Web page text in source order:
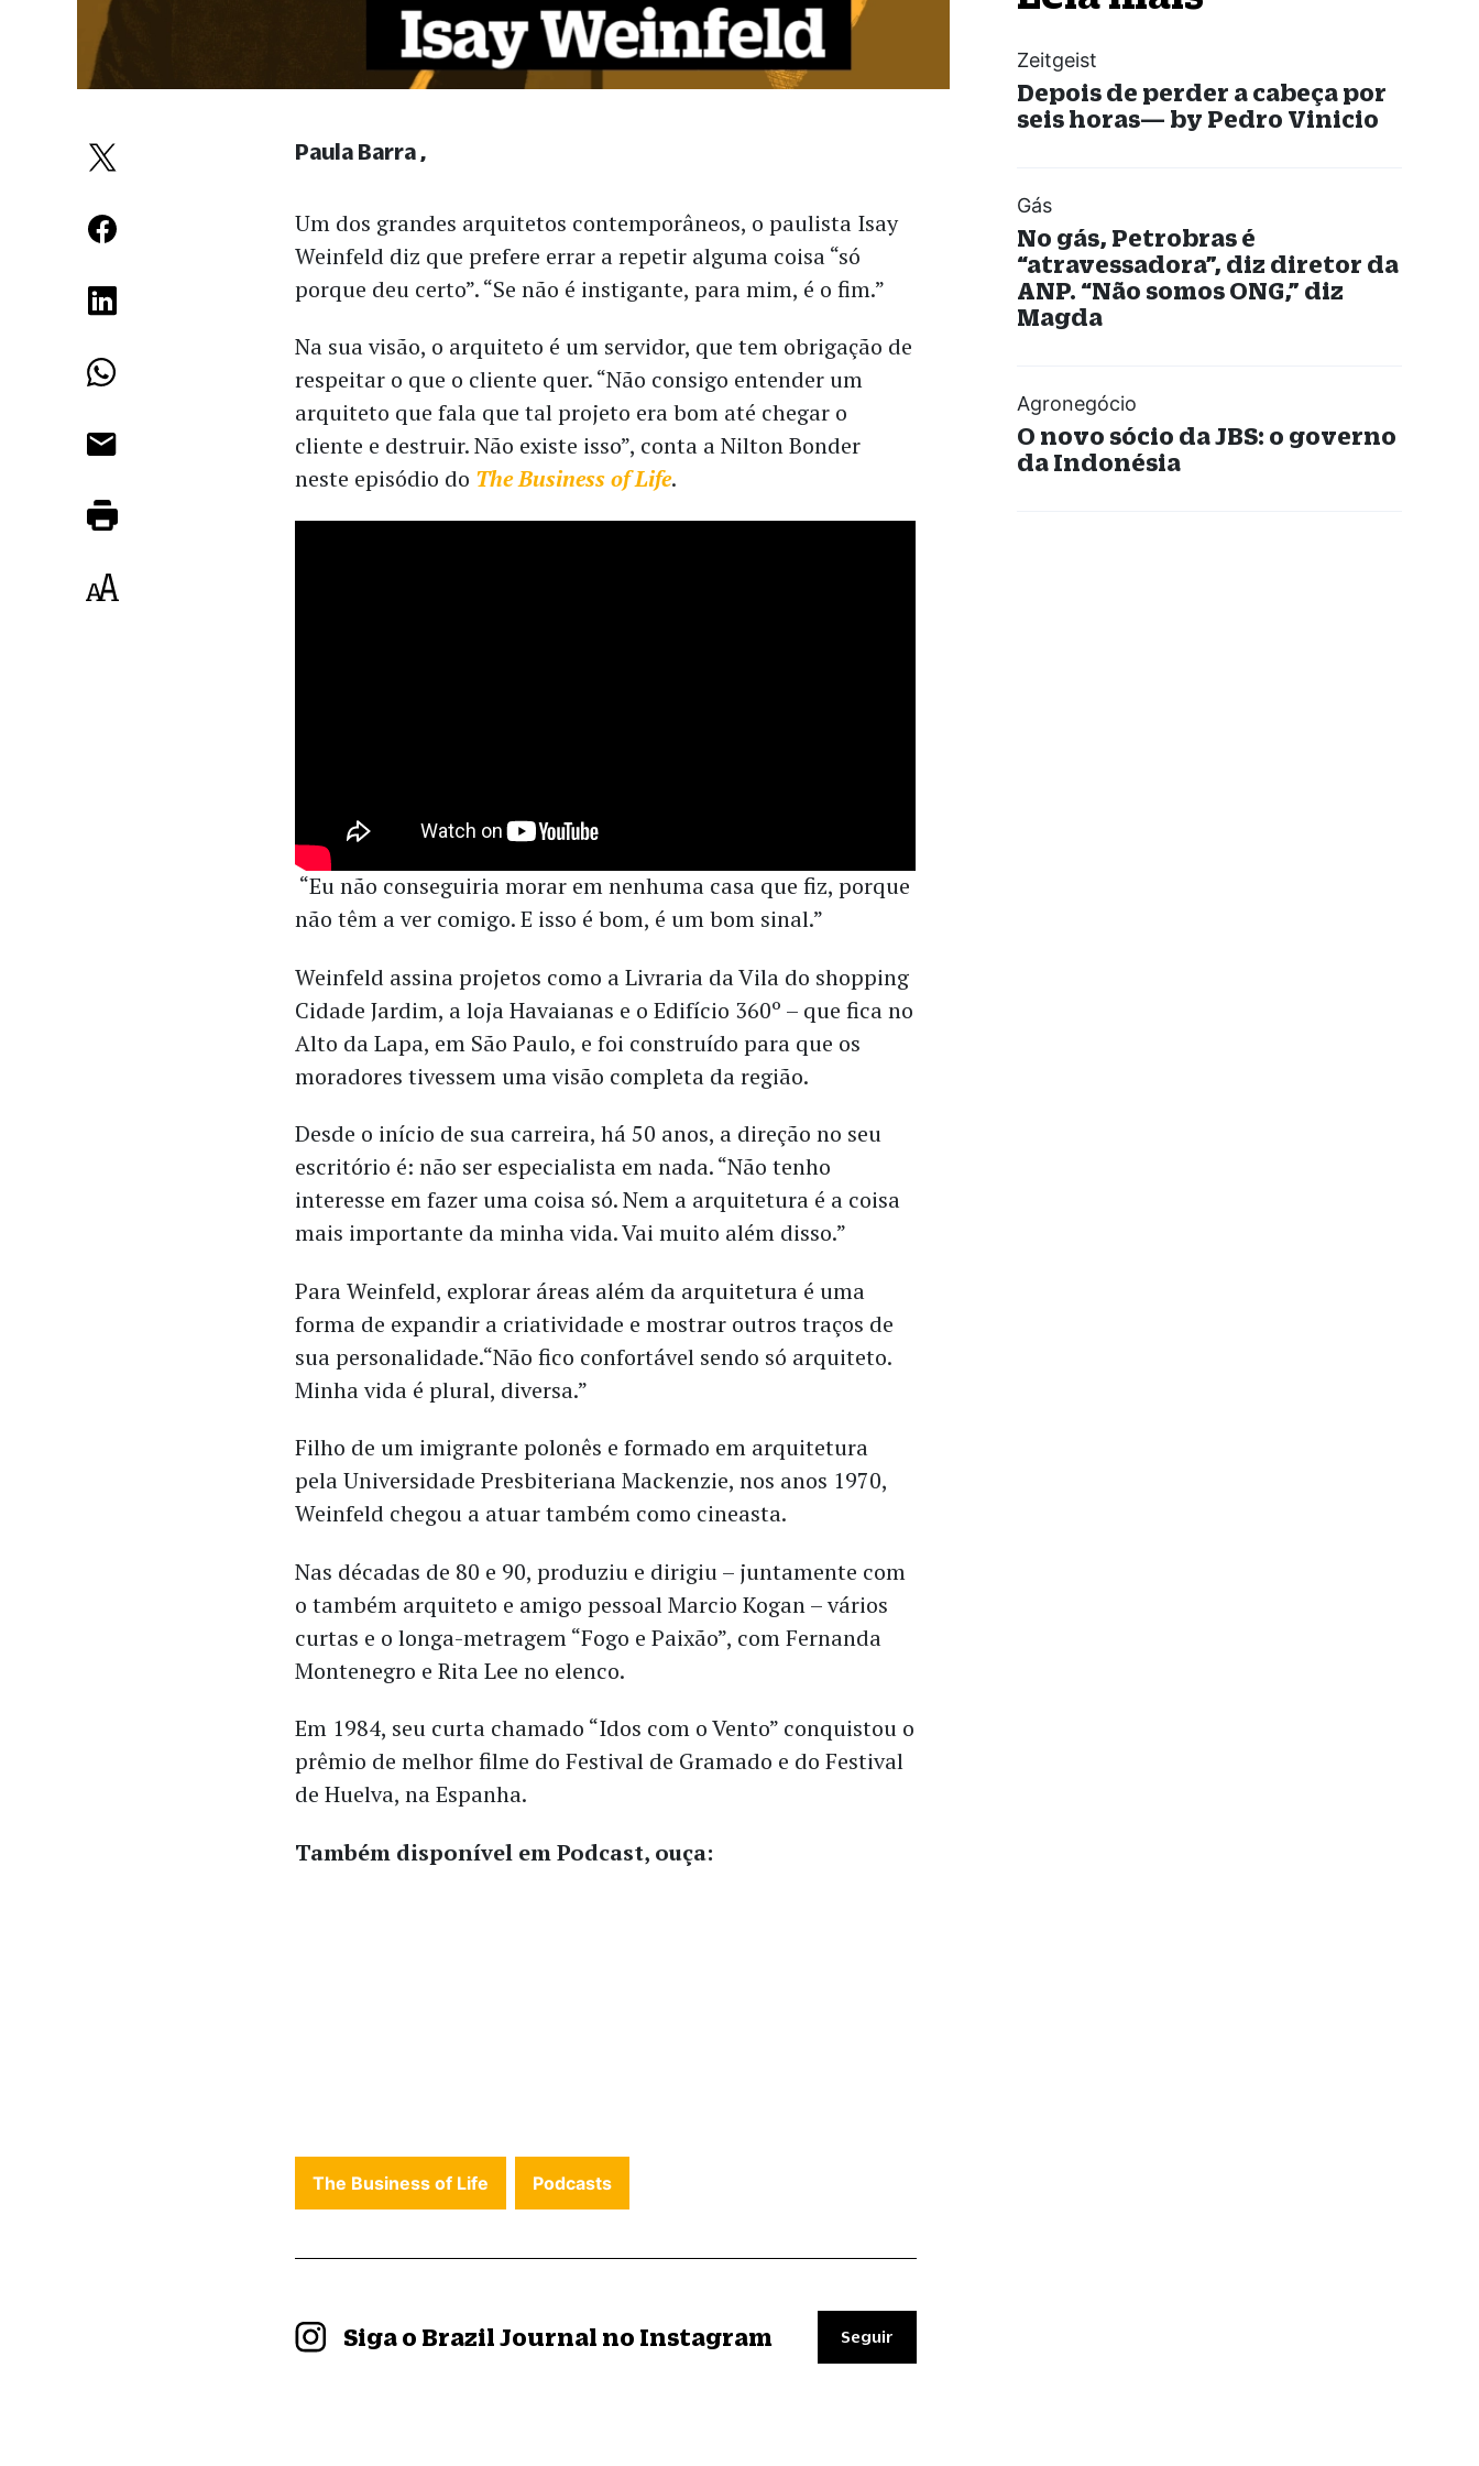
Um dos grandes arquitetos contemporâneos, o paulista Isay
Weinfeld diz que prefere errar a repetir alguma coisa “só
porque deu certo”. “Se não é instigante, para mim, é o fim.”
Na sua visão, o arquiteto é um servidor, que tem obrigação de
respeitar o que o cliente quer. “Não consigo entender um
arquiteto que fala que tal projeto era bom até chegar o
cliente e destruir. Não existe isso”, conta a Nilton Bonder
neste episódio do The Business of Life.
“Eu não conseguiria morar em nenhuma casa que fiz, porque
não têm a ver comigo. E isso é bom, é um bom sinal.”
Weinfeld assina projetos como a Livraria da Vila do shopping
Cidade Jardim, a loja Havaianas e o Edifício 360º – que fica no
Alto da Lapa, em São Paulo, e foi construído para que os
moradores tivessem uma visão completa da região.
Desde o início de sua carreira, há 50 anos, a direção no seu
escritório é: não ser especialista em nada. “Não tenho
interesse em fazer uma coisa só. Nem a arquitetura é a coisa
mais importante da minha vida. Vai muito além disso.”
Para Weinfeld, explorar áreas além da arquitetura é uma
forma de expandir a criatividade e mostrar outros traços de
sua personalidade.“Não fico confortável sendo só arquiteto.
Minha vida é plural, diversa.”
Filho de um imigrante polonês e formado em arquitetura
pela Universidade Presbiteriana Mackenzie, nos anos 1970,
Weinfeld chegou a atuar também como cineasta.
Nas décadas de 80 e 90, produziu e dirigiu – juntamente com
o também arquiteto e amigo pessoal Marcio Kogan – vários
curtas e o longa-metragem “Fogo e Paixão”, com Fernanda
Montenegro e Rita Lee no elenco.
Em 1984, seu curta chamado “Idos com o Vento” conquistou o
prêmio de melhor filme do Festival de Gramado e do Festival
de Huelva, na Espanha.
Também disponível em Podcast, ouça:
Paula Barra
The Business of Life Podcasts
Siga o Brazil Journal no Instagram Seguir
Zeitgeist
Depois de perder a cabeça por
seis horas— by Pedro Vinicio
Gás
No gás, Petrobras é
“atravessadora”, diz diretor da
ANP. “Não somos ONG,” diz
Magda
Agronegócio
O novo sócio da JBS: o governo
da Indonésia